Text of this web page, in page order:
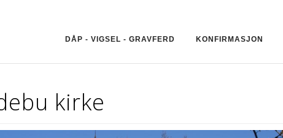
DÅP - VIGSEL - GRAVFERD KONFIRMASJON
kirke